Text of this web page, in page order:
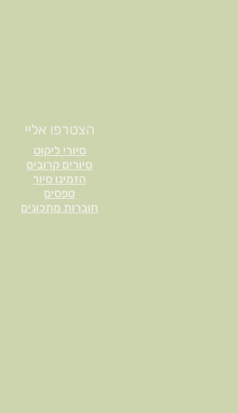
-
1
0
ג
ר
ם
סיורי ליקוט
סיורים קרובים
הזמינו סיור
טפסים
חוברות מתכונים
הצטרפו אליי